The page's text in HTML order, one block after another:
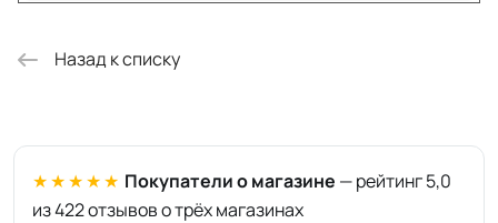
Назад к списку
★★★★★ Покупатели о магазине — рейтинг 5,0
из 422 отзывов о трёх магазинах